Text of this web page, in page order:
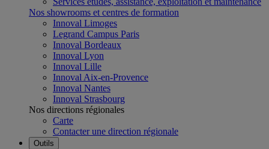
Nos showrooms et centres de formation
Innoval Limoges
Legrand Campus Paris
Innoval Bordeaux
Innoval Lyon
Innoval Lille
Innoval Aix-en-Provence
Innoval Nantes
Innoval Strasbourg
Nos directions régionales
Carte
Contacter une direction régionale
Outils